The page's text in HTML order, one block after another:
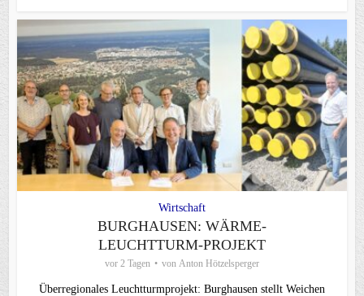
Wirtschaft
BURGHAUSEN: WÄRME-
LEUCHTTURM-PROJEKT
vor 2 Tagen von Anton Hötzelsperger
Überregionales Leuchtturmprojekt: Burghausen stellt Weichen